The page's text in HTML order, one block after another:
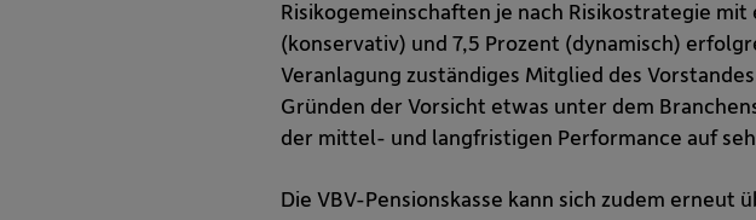
Risikogemeinschaften je nach Risikostrategie
(konservativ) und 7,5 Prozent (dynamisch)
Veranlagung zuständiges Mitglied des
Gründen der Vorsicht etwas unter dem
der mittel- und langfristigen Performance auf
Die VBV-Pensionskasse kann sich zudem